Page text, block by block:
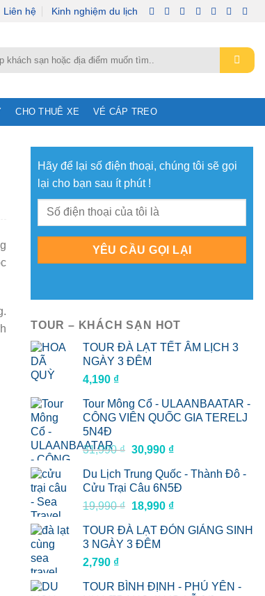
Liên hệ Kinh nghiệm du lịch
CHO THUÊ XE VÉ CÁP TREO
Hãy để lại số điện thoại, chúng tôi sẽ gọi
lại cho bạn sau ít phút !
TOUR – KHÁCH SẠN HOT
TOUR ĐÀ LẠT TẾT ÂM LỊCH 3
NGÀY 3 ĐÊM
4,190 ₫
Tour Mông Cổ - ULAANBAATAR -
CÔNG VIÊN QUỐC GIA TERELJ
5N4Đ
31,990₫ Giá
là:
31,990 ₫.
30,990 ₫Giá
tại
là:
30,990 ₫.
Du Lịch Trung Quốc - Thành Đô -
Cửu Trại Câu 6N5Đ
19,990₫ Giá
là:
19,990 ₫.
18,990 ₫Giá
tại
TOUR ĐÀ LẠT ĐÓN GIÁNG SINH
3 NGÀY 3 ĐÊM
2,790 ₫
TOUR BÌNH ĐỊNH - PHÚ YÊN -